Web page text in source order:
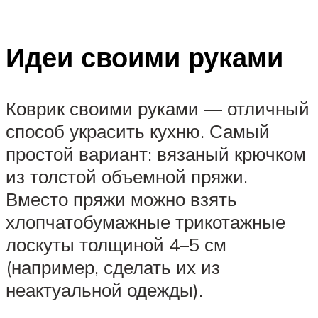
Идеи своими руками
Коврик своими руками — отличный
способ украсить кухню. Самый
простой вариант: вязаный крючком
из толстой объемной пряжи.
Вместо пряжи можно взять
хлопчатобумажные трикотажные
лоскуты толщиной 4–5 см
(например, сделать их из
неактуальной одежды).